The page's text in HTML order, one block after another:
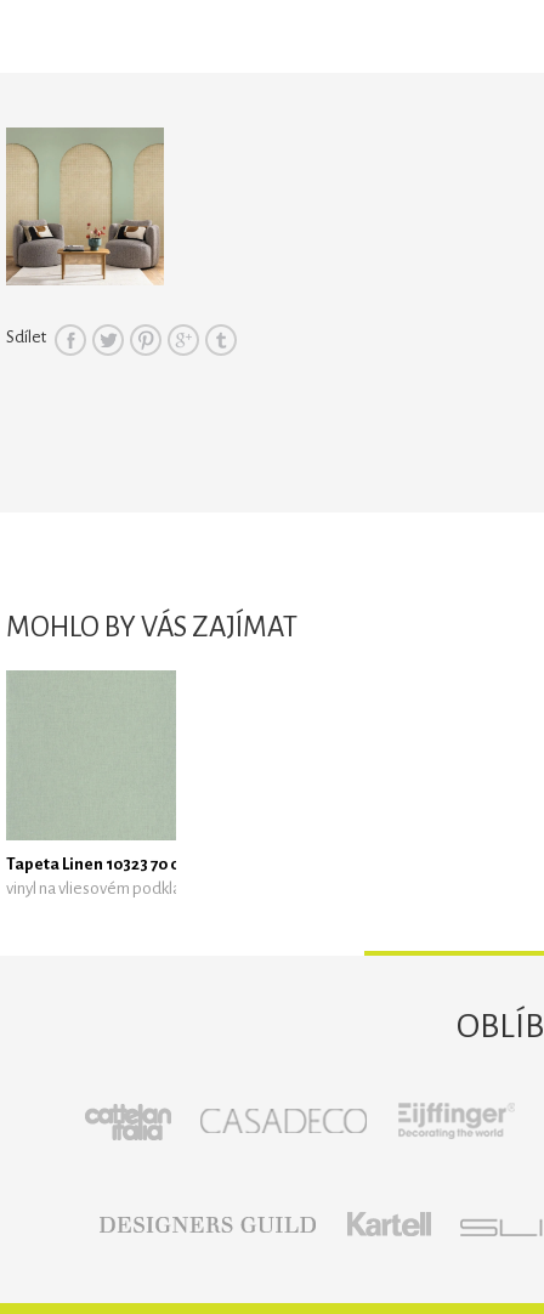
Sdílet
MOHLO BY VÁS ZAJÍMAT
Tapeta Linen 10323 70 00 z kolekce Reliefs, Caselio
vinyl na vliesovém podkladu